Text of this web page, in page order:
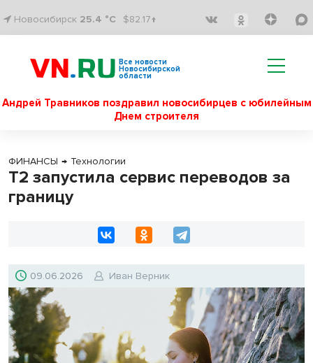
Новосибирск 25.4 °C $82.17↑
Все новости
Новосибирской
области
Андрей Травников поздравил новосибирцев с юбилейным
Днем строителя
ФИНАНСЫ → Технологии
Т2 запустила сервис переводов за
границу
09.06.2026 Иван Верник